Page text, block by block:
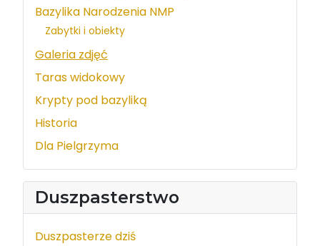
Bazylika Narodzenia NMP
Zabytki i obiekty
Galeria zdjęć
Taras widokowy
Krypty pod bazyliką
Historia
Dla Pielgrzyma
Duszpasterstwo
Duszpasterze dziś